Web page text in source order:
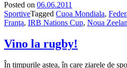
Posted on 06.06.2011
SportiveTagged Cuoa Mondiala,
Franţa, IRB Nations Cup, Noua
Vino la rugby!
În timpurile astea, în care ziarele de